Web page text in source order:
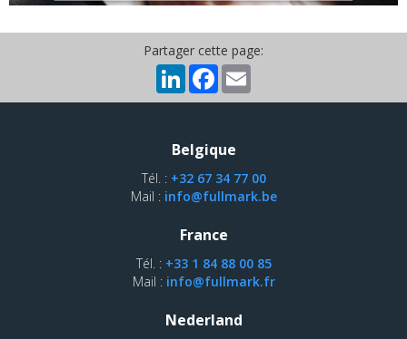
Partager cette page:
LinkedInFacebook
Belgique
Tél. : +32 67 34 77 00
Mail : info@fullmark.be
France
Tél. : +33 1 84 88 00 85
Mail : info@fullmark.fr
Nederland